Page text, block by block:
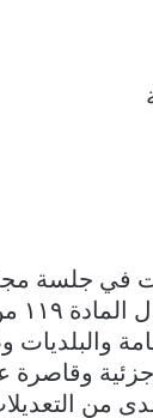
في جلسة
في الخارج. تعديلات المادة